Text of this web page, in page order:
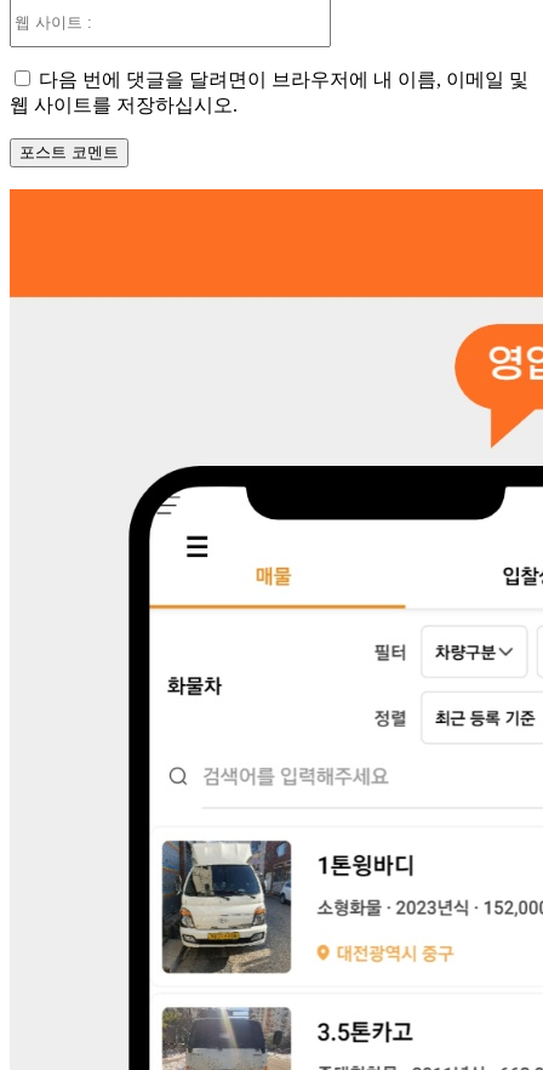
트
다음 번에 댓글을 달려면이 브라우저에 내 이름, 이메일 및
웹 사이트를 저장하십시오.